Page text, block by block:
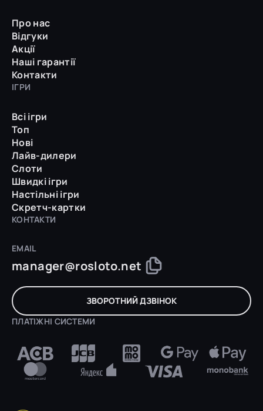
Про нас
Відгуки
Акції
Наші гарантії
Контакти
ІГРИ
Всі ігри
Топ
Нові
Лайв-дилери
Слоти
Швидкі ігри
Настільні ігри
Скретч-картки
КОНТАКТИ
EMAIL
manager@rosloto.net
ЗВОРОТНИЙ ДЗВІНОК
ПЛАТІЖНІ СИСТЕМИ